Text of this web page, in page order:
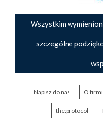
Wszystkim
szczególne
Napisz do nas O
the:protocol